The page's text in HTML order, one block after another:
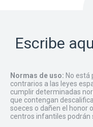
Escribe
Normas de uso: No
contrarios a las leyes
cumplir determinadas
que contengan
soeces o dañen el honor
centros infantiles podrán